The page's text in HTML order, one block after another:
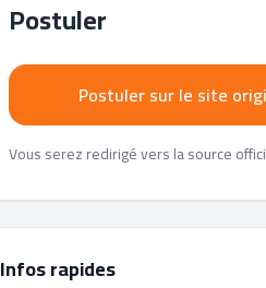
Postuler
Postuler sur le site
Vous serez redirigé vers la source
Infos rapides